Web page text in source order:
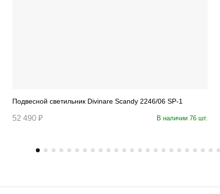
Подвесной светильник Divinare Scandy 2246/06 SP-1
52 490 ₽ В наличии 76 шт.